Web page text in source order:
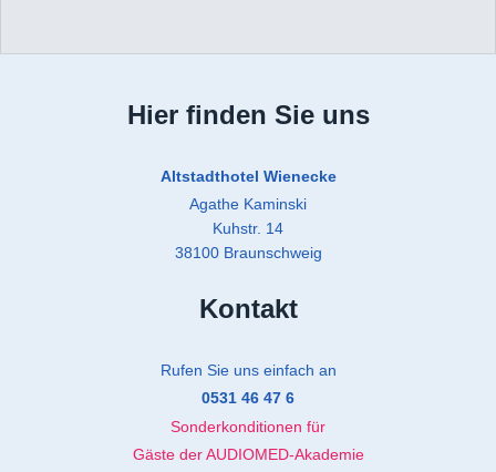
Hier finden Sie uns
Altstadthotel Wienecke
Agathe Kaminski
Kuhstr. 14
38100 Braunschweig
Kontakt
Rufen Sie uns einfach an
0531 46 47 6
Sonderkonditionen für
Gäste der AUDIOMED-Akademie